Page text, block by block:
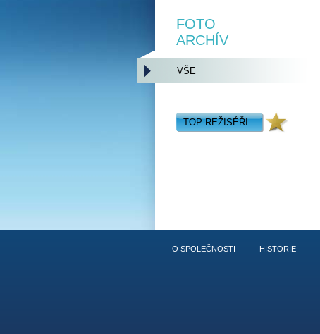
FOTO
ARCHÍV
VŠE
TOP REŽISÉŘI
O SPOLEČNOSTI HISTORIE